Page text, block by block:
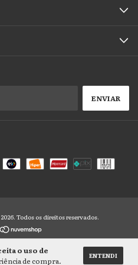
o uso de
de compra.
ENTENDI
Todos os direitos reservados.